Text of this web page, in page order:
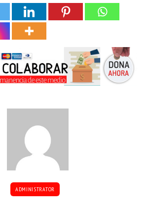
ADMINISTRATOR